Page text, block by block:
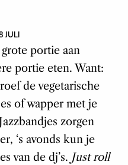
JULI
portie aan
portie eten. Want:
de vegetarische
of wapper met je
zorgen
‘s avonds kun je
van de dj’s. Just roll